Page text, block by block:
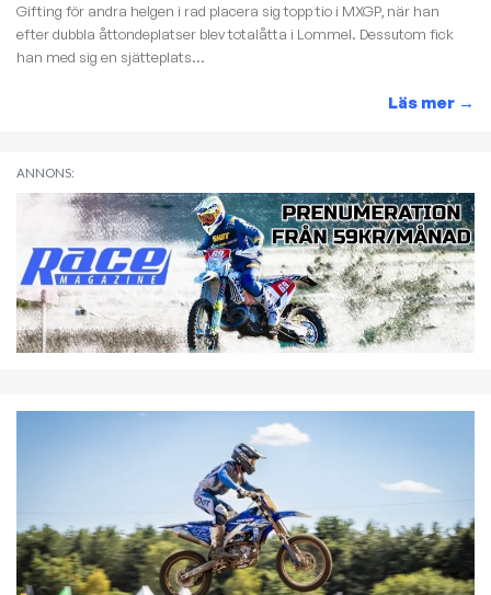
Gifting för andra helgen i rad placera sig topp tio i MXGP, när han
efter dubbla åttondeplatser blev totalåtta i Lommel. Dessutom fick
han med sig en sjätteplats...
Läs mer →
ANNONS: